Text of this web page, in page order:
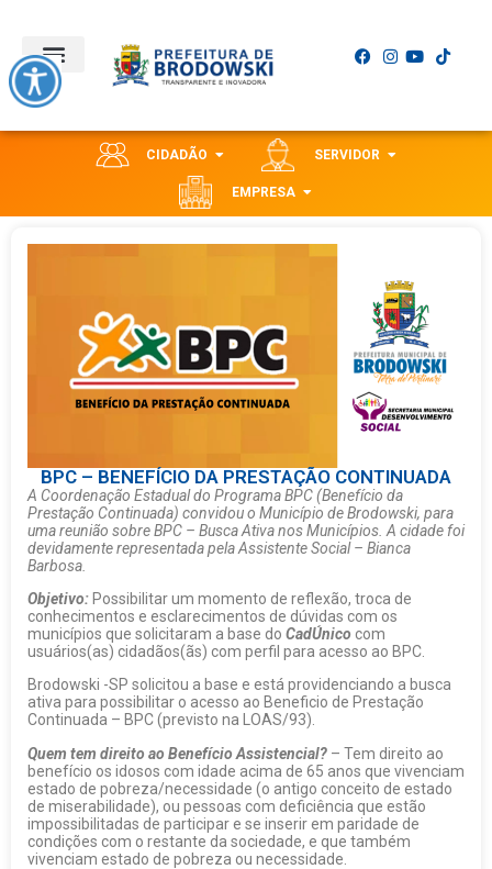
CIDADÃO SERVIDOR
EMPRESA
BPC – BENEFÍCIO DA PRESTAÇÃO CONTINUADA
A Coordenação Estadual do Programa BPC (Benefício da
Prestação Continuada) convidou o Município de Brodowski, para
uma reunião sobre BPC – Busca Ativa nos Municípios. A cidade foi
devidamente representada pela Assistente Social – Bianca
Barbosa.
Objetivo: Possibilitar um momento de reflexão, troca de
conhecimentos e esclarecimentos de dúvidas com os
municípios que solicitaram a base do CadÚnico com
usuários(as) cidadãos(ãs) com perfil para acesso ao BPC.
Brodowski -SP solicitou a base e está providenciando a busca
ativa para possibilitar o acesso ao Beneficio de Prestação
Continuada – BPC (previsto na LOAS/93).
Quem tem direito ao Benefício Assistencial? – Tem direito ao
benefício os idosos com idade acima de 65 anos que vivenciam
estado de pobreza/necessidade (o antigo conceito de estado
de miserabilidade), ou pessoas com deficiência que estão
impossibilitadas de participar e se inserir em paridade de
condições com o restante da sociedade, e que também
vivenciam estado de pobreza ou necessidade.